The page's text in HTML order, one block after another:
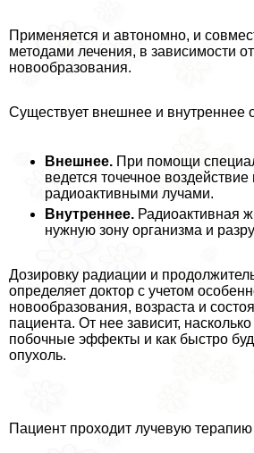
Применяется и автономно, и
методами лечения, в зависимости
новообразования.
Существует внешнее и внутреннее
Внешнее. При помощи
ведется точечное
радиоактивными лучами.
Внутреннее. Радиоактивная
нужную зону организма и
Дозировку радиации и
определяет доктор с учетом
новообразования, возраста и
пациента. От нее зависит,
побочные эффекты и как быстро
опухоль.
Пациент проходит лучевую терапию